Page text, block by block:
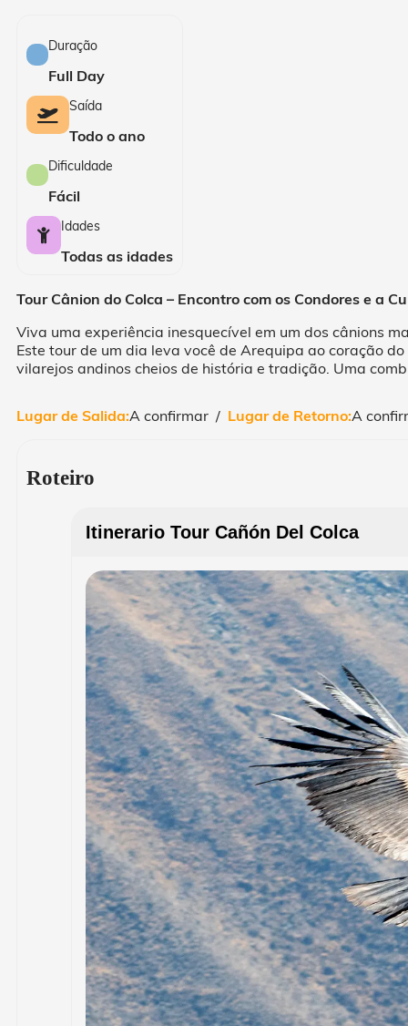
Duração
Full Day
Saída
Todo o ano
Dificuldade
Fácil
Idades
Todas as idades
Tour Cânion do Colca – Encontro com os Condores e a
Viva uma experiência inesquecível em um dos cânions
Este tour de um dia leva você de Arequipa ao coração
vilarejos andinos cheios de história e tradição. Uma
Lugar de Salida:A confirmar / Lugar de Retorno:A
Roteiro
Itinerario Tour Cañón Del Colca